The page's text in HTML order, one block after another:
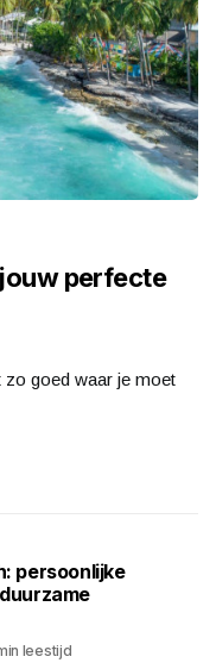
perfecte
zo goed waar je moet
persoonlijke
leestijd